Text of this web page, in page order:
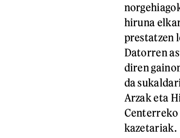
hiruna
prestatzen
Datorren
diren
da
Arzak eta
kazetariak.